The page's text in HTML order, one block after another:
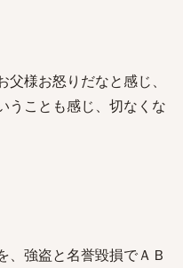
様お怒りだなと感じ、
うことも感じ、切なくな
強盗と名誉毀損でＡＢ